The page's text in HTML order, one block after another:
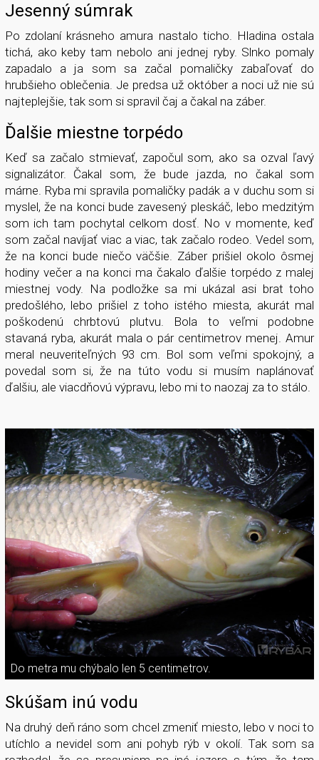
Jesenný súmrak
Po zdolaní krásneho amura nastalo ticho. Hladina ostala
tichá, ako keby tam nebolo ani jednej ryby. Slnko pomaly
zapadalo a ja som sa začal pomaličky zabaľovať do
hrubšieho oblečenia. Je predsa už október a noci už nie sú
najteplejšie, tak som si spravil čaj a čakal na záber.
Ďalšie miestne torpédo
Keď sa začalo stmievať, započul som, ako sa ozval ľavý
signalizátor. Čakal som, že bude jazda, no čakal som
márne. Ryba mi spravila pomaličky padák a v duchu som si
myslel, že na konci bude zavesený pleskáč, lebo medzitým
som ich tam pochytal celkom dosť. No v momente, keď
som začal navíjať viac a viac, tak začalo rodeo. Vedel som,
že na konci bude niečo väčšie. Záber prišiel okolo ôsmej
hodiny večer a na konci ma čakalo ďalšie torpédo z malej
miestnej vody. Na podložke sa mi ukázal asi brat toho
predošlého, lebo prišiel z toho istého miesta, akurát mal
poškodenú chrbtovú plutvu. Bola to veľmi podobne
stavaná ryba, akurát mala o pár centimetrov menej. Amur
meral neuveriteľných 93 cm. Bol som veľmi spokojný, a
povedal som si, že na túto vodu si musím naplánovať
ďalšiu, ale viacdňovú výpravu, lebo mi to naozaj za to stálo.
Do metra mu chýbalo len 5 centimetrov.
Skúšam inú vodu
Na druhý deň ráno som chcel zmeniť miesto, lebo v noci to
utíchlo a nevidel som ani pohyb rýb v okolí. Tak som sa